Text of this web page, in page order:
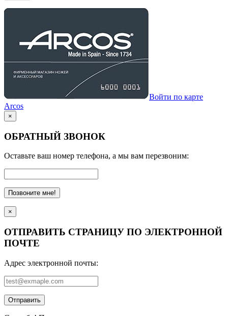
Войти по карте
Arcos
×
ОБРАТНЫЙ ЗВОНОК
Оставьте ваш номер телефона, а мы вам перезвоним:
Позвоните мне!
×
ОТПРАВИТЬ СТРАНИЦУ ПО ЭЛЕКТРОННОЙ
ПОЧТЕ
Адрес электронной почты:
Отправить